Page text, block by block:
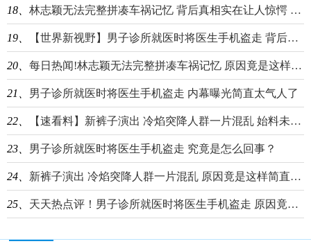
18、 林志颖无法完整拼凑车祸记忆 背后真相实在让人惊愕 天天头条
19、 【世界新视野】男子诊所就医时将医生手机盗走 背后真相实在太可恶了
20、 每日热闻!林志颖无法完整拼凑车祸记忆 原因竟是这样简直太悲剧
21、 男子诊所就医时将医生手机盗走 内幕曝光简直太气人了
22、 【速看料】新裤子演出 冷焰突降人群一片混乱 始料未及真相简直太惊人
23、 男子诊所就医时将医生手机盗走 究竟是怎么回事？
24、 新裤子演出 冷焰突降人群一片混乱 原因竟是这样简直太吓人了
25、 天天热点评！男子诊所就医时将医生手机盗走 原因竟是这样太无语了